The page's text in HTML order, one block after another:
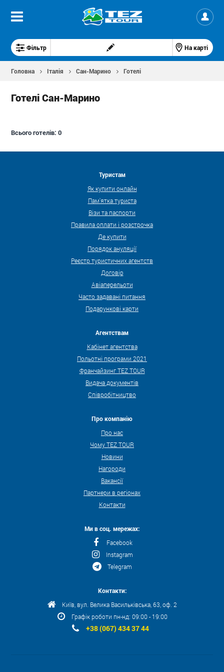
Фільтр На карті
Головна Італія Сан-Марино Готелі
Готелі Сан-Марино
Всього готелів:0
Туристам
Як купити онлайн
Пам'ятка туриста
Візи та паспорти
Правила оплати і розстрочка
Де купити
Порядок ануляції
Реєстр туристичних агентств
Договір
Авіаперельоти
Часто задавані питання
Подарункові карти
Агентствам
Кабінет агентства
Польотні програми 2021
Франчайзинг TEZ TOUR
Видача документів
Співробітництво
Про компанію
Про нас
Чому TEZ TOUR
Новини
Нагороди
Вакансії
Партнери в регіонах
Контакти
Ми в соц. мережах:
Facebook
Instagram
Telegram
Контакти:
Київ, вул. Велика Васильківська, 63, оф. 2
Графік роботи пн-нд: 09:00 - 19:00
+38 (067) 434 37 44